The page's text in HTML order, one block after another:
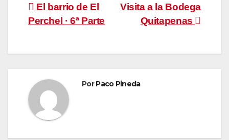
Navegación
de
entradas
Visita a la Bodega
Quitapenas
El barrio de El
Perchel · 6ª Parte
PorPaco Pineda